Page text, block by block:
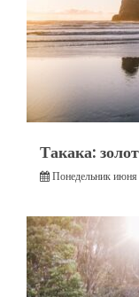
Такака:
Понедельник